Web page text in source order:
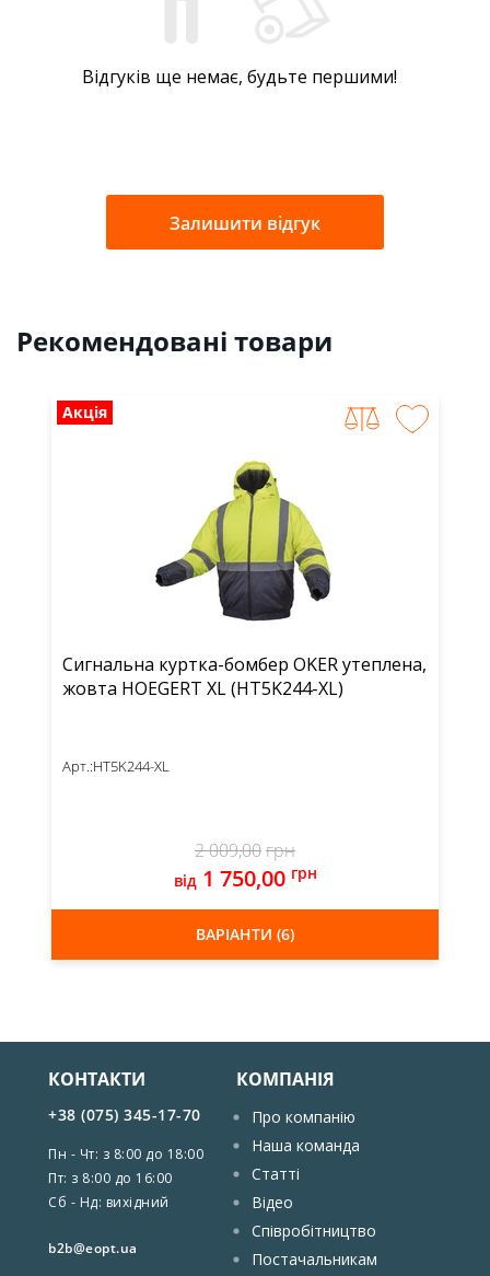
Відгуків ще немає, будьте першими!
Залишити відгук
Рекомендовані товари
Акція
Сигнальна куртка-бомбер OKER утеплена,
жовта HOEGERT XL (HT5K244-XL)
Арт.:HT5K244-XL
2 009,00грн
від1 750,00 грн
ВАРІАНТИ (6)
КОНТАКТИ
+38 (075) 345-17-70
Пн - Чт: з 8:00 до 18:00
Пт: з 8:00 до 16:00
Сб - Нд: вихідний
b2b@eopt.ua
КОМПАНІЯ
Про компанію
Наша команда
Статті
Відео
Співробітництво
Постачальникам